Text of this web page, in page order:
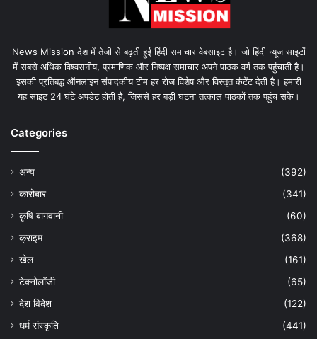
News Mission देश में तेजी से बढ़ती हुई हिंदी समाचार वेबसाइट है। जो हिंदी न्यूज साइटों
में सबसे अधिक विश्वसनीय, प्रमाणिक और निष्पक्ष समाचार अपने पाठक वर्ग तक पहुंचाती है।
इसकी प्रतिबद्ध ऑनलाइन संपादकीय टीम हर रोज विशेष और विस्तृत कंटेंट देती है। हमारी
यह साइट 24 घंटे अपडेट होती है, जिससे हर बड़ी घटना तत्काल पाठकों तक पहुंच सके।
Categories
अन्य
(392)
कारोबार
(341)
कृषि बागवानी
(60)
क्राइम
(368)
खेल
(161)
टेक्नोलॉजी
(65)
देश विदेश
(122)
धर्म संस्कृति
(441)